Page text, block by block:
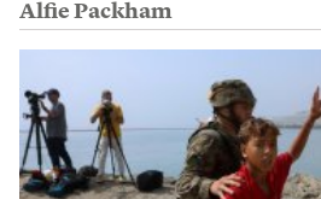
Alfie Packham